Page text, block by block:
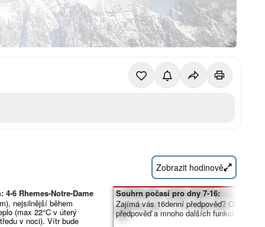
Zobrazit hodinově
6 Rhemes-Notre-Dame
nejsilnější během
(max 22°C v úterý
v noci). Vítr bude
Souhrn počasí pro dny 7-16:
Zajímá vás 16denní předpověď?
předpověď a mnoho dalších funkcí